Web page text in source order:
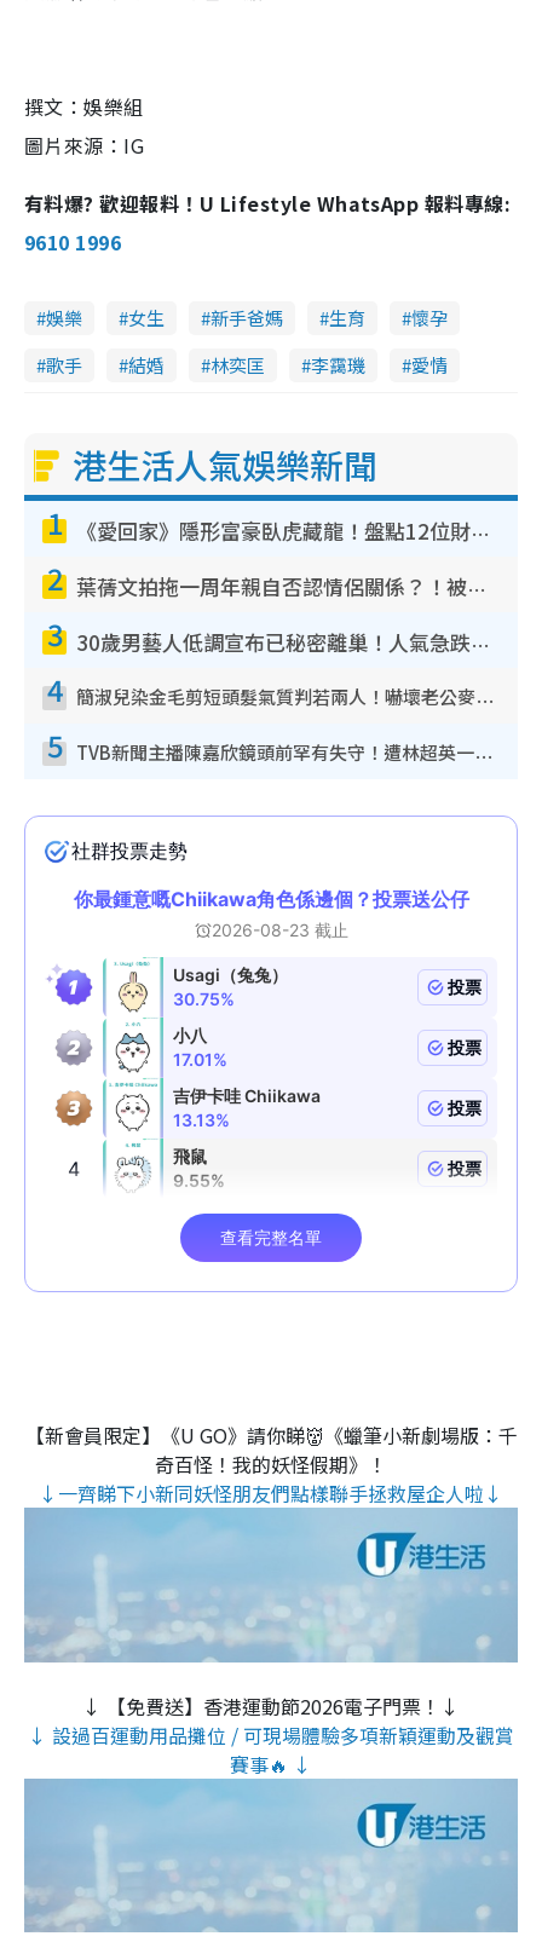
撰文：娛樂組
圖片來源：IG
有料爆? 歡迎報料！U Lifestyle WhatsApp 報料專線:
9610 1996
娛樂 女生 新手爸媽 生育
懷孕
歌手
結婚 林奕匡 李靄璣 愛情
港生活人氣娛樂新聞
1 《愛回家》隱形富豪臥虎藏龍！盤點12位財氣逼人的有錢藝人：呢位靚女3億身家唔憂做
2 葉蒨文拍拖一周年親自否認情侶關係？！被質疑感情造假竟稱GM「普通同事」
3 30歲男藝人低調宣布已秘密離巢！人氣急跌變失蹤人口︰「這幾年過得並不容易」
4 簡淑兒染金毛剪短頭髮氣質判若兩人！嚇壞老公麥大力都認唔出：「你做咩事？」
5 TVB新聞主播陳嘉欣鏡頭前罕有失守！遭林超英一句說話突襲嚇親當場大笑
【新會員限定】《U GO》請你睇👹《蠟筆小新劇場版：千
奇百怪！我的妖怪假期》！
↓一齊睇下小新同妖怪朋友們點樣聯手拯救屋企人啦↓
↓ 【免費送】香港運動節2026電子門票！↓
↓ 設過百運動用品攤位 / 可現場體驗多項新穎運動及觀賞
賽事🔥 ↓